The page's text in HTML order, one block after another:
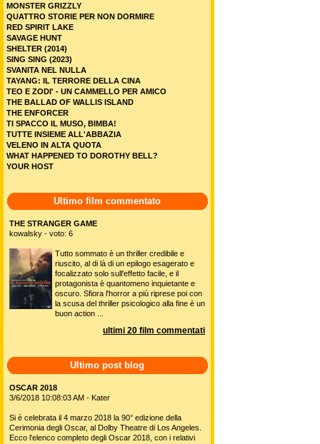
MONSTER GRIZZLY
QUATTRO STORIE PER NON DORMIRE
RED SPIRIT LAKE
SAVAGE HUNT
SHELTER (2014)
SING SING (2023)
SVANITA NEL NULLA
TAYANG: IL TERRORE DELLA CINA
TEO E ZODI' - UN CAMMELLO PER AMICO
THE BALLAD OF WALLIS ISLAND
THE ENFORCER
TI SPACCO IL MUSO, BIMBA!
TUTTE INSIEME ALL'ABBAZIA
VELENO IN ALTA QUOTA
WHAT HAPPENED TO DOROTHY BELL?
YOUR HOST
Ultimo film commentato
THE STRANGER GAME
kowalsky - voto: 6
Tutto sommato è un thriller credibile e
riuscito, al di là di un epilogo esagerato e
focalizzato solo sull'effetto facile, e il
protagonista è quantomeno inquietante e
oscuro. Sfiora l'horror a più riprese poi con
la scusa del thriller psicologico alla fine è un
buon action ...
ultimi 20 film commentati
Ultimo post blog
OSCAR 2018
3/6/2018 10:08:03 AM - Kater
Si è celebrata il 4 marzo 2018 la 90° edizione della
Cerimonia degli Oscar, al Dolby Theatre di Los Angeles.
Ecco l'elenco completo degli Oscar 2018, con i relativi